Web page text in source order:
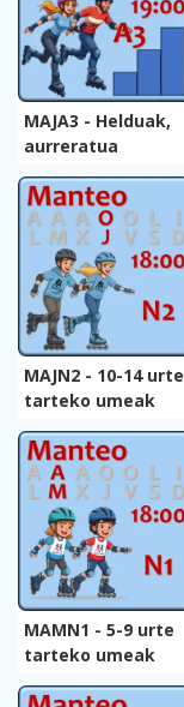
MAJA3 - Helduak,
aurreratua
MAJN2 - 10-14 urte
tarteko umeak
MAMN1 - 5-9 urte
tarteko umeak